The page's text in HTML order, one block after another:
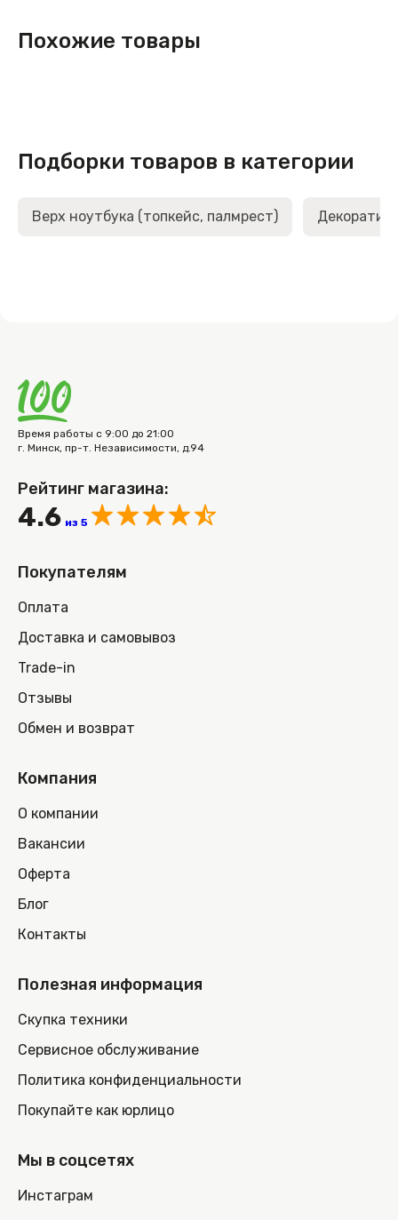
Похожие товары
Подборки товаров в категории
Верх ноутбука (топкейс, палмрест)
Время работы с 9:00 до 21:00
г. Минск, пр-т. Независимости, д.94
Рейтинг магазина:
4.6 из 5
Покупателям
Оплата
Доставка и самовывоз
Trade-in
Отзывы
Обмен и возврат
Компания
О компании
Вакансии
Оферта
Блог
Контакты
Полезная информация
Скупка техники
Сервисное обслуживание
Политика конфиденциальности
Покупайте как юрлицо
Мы в соцсетях
Инстаграм